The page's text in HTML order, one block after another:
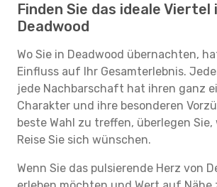
Finden Sie das ideale Viertel
Deadwood
Wo Sie in Deadwood übernachten,
Einfluss auf Ihr Gesamterlebnis.
jede Nachbarschaft hat ihren ganz
Charakter und ihre besonderen
beste Wahl zu treffen, überlegen
Reise Sie sich wünschen.
Wenn Sie das pulsierende Herz von